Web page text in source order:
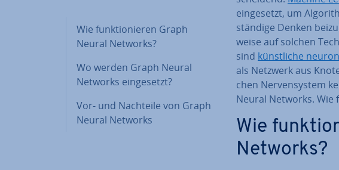
Wie funk­tio­nie­ren Graph
Neural Networks?
Wo werden Graph Neural
Networks ein­ge­setzt?
Vor- und Nachteile von Graph
Neural Networks
ein­ge­setzt, um
stän­di­ge Denken
wei­se auf solchen
sind künst­li­che
als Netzwerk aus
chen Ner­ven­sys­tem
Neural Networks. Wie
Wie
Networks?